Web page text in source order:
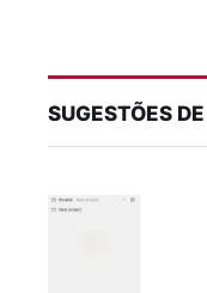
SUGESTÕES